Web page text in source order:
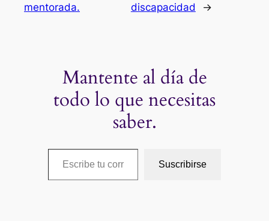
mentorada.
discapacidad
→
Mantente al día de
todo lo que necesitas
saber.
Escribe tu correo electrónico…
Suscribirse